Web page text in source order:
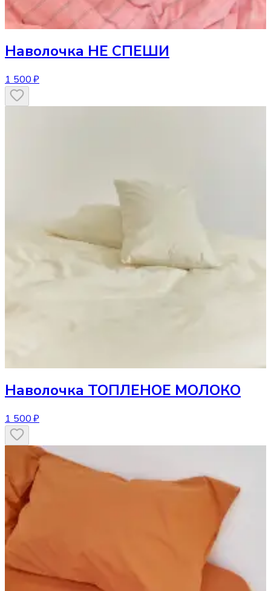
Наволочка НЕ СПЕШИ
1 500 ₽
Наволочка ТОПЛЕНОЕ МОЛОКО
1 500 ₽